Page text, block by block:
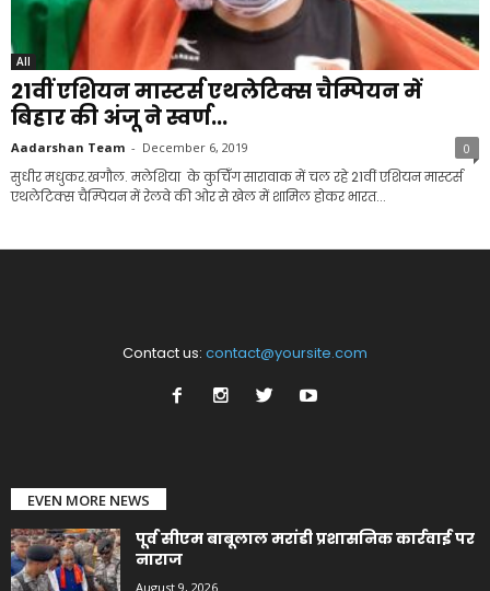
All
21वीं एशियन मास्टर्स एथलेटिक्स चैम्पियन में
बिहार की अंजू ने स्वर्ण...
Aadarshan Team - December 6, 2019 0
सुधीर मधुकर.खगौल. मलेशिया के कुचिँग सारावाक में चल रहे 21वीं एशियन मास्टर्स
एथलेटिक्स चैम्पियन में रेलवे की ओर से खेल में शामिल होकर भारत...
Contact us: contact@yoursite.com
EVEN MORE NEWS
पूर्व सीएम बाबूलाल मरांडी प्रशासनिक कार्रवाई पर
नाराज
August 9, 2026